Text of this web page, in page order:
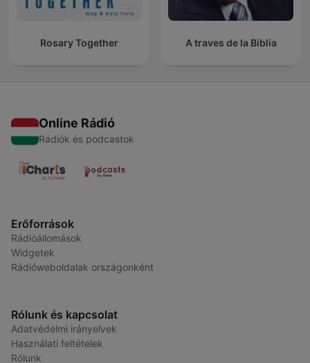
Rosary Together A traves de la Biblia
Online Rádió
Rádiók és podcastok
Erőforrások
Rádióállomások
Widgetek
Rádióweboldalak országonként
Rólunk és kapcsolat
Adatvédelmi irányelvek
Használati feltételek
Rólunk